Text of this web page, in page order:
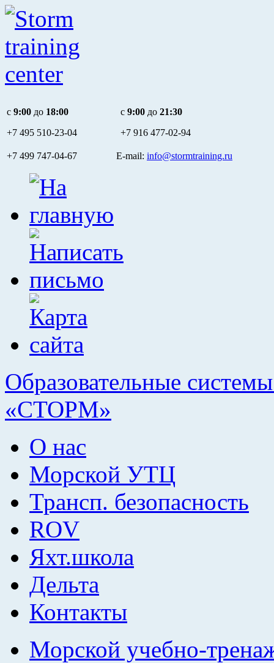
c 9:00 до 18:00
+7 495 510-23-04
c 9:00 до 21:30
+7 916 477-02-94
+7 499 747-04-67 E-mail: info@stormtraining.ru
Образовательные
«СТОРМ»
О нас
Морской УТЦ
Трансп. безопасность
ROV
Яхт.школа
Дельта
Контакты
Морской учебно-